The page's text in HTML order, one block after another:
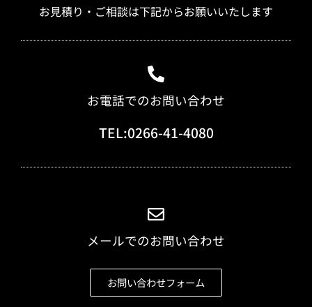
お見積り・ご相談は下記からお願いいたします
お電話でのお問い合わせ
TEL:0266-41-4080
メールでのお問い合わせ
お問い合わせフォーム